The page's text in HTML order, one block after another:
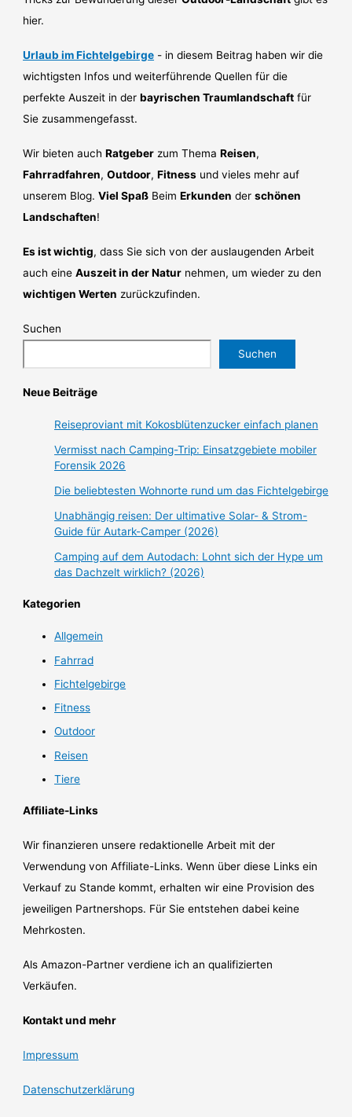
hier.
Urlaub im Fichtelgebirge - in diesem Beitrag haben wir die
wichtigsten Infos und weiterführende Quellen für die
perfekte Auszeit in derbayrischen Traumlandschaft für
Sie zusammengefasst.
Wir bieten auchRatgeber zum ThemaReisen,
Fahrradfahren,Outdoor,Fitness und vieles mehr auf
unserem Blog.Viel Spaß BeimErkunden derschönen
Landschaften!
Es ist wichtig, dass Sie sich von der auslaugenden Arbeit
auch eineAuszeit in der Natur nehmen, um wieder zu den
wichtigen Werten zurückzufinden.
Suchen
Suchen
Neue Beiträge
Reiseproviant mit Kokosblütenzucker einfach planen
Vermisst nach Camping-Trip: Einsatzgebiete mobiler
Forensik 2026
Die beliebtesten Wohnorte rund um das Fichtelgebirge
Unabhängig reisen: Der ultimative Solar- & Strom-
Guide für Autark-Camper (2026)
Camping auf dem Autodach: Lohnt sich der Hype um
das Dachzelt wirklich? (2026)
Kategorien
Allgemein
Fahrrad
Fichtelgebirge
Fitness
Outdoor
Reisen
Tiere
Affiliate-Links
Wir finanzieren unsere redaktionelle Arbeit mit der
Verwendung von Affiliate-Links. Wenn über diese Links ein
Verkauf zu Stande kommt, erhalten wir eine Provision des
jeweiligen Partnershops. Für Sie entstehen dabei keine
Mehrkosten.
Als Amazon-Partner verdiene ich an qualifizierten
Verkäufen.
Kontakt und mehr
Impressum
Datenschutzerklärung